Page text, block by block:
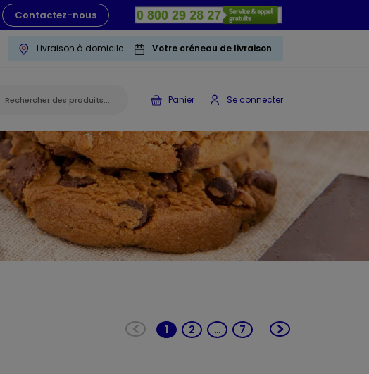
Contactez-nous
Livraison à domicile Votre créneau de livraison
Panier Se connecter
1(current)
2 … 7